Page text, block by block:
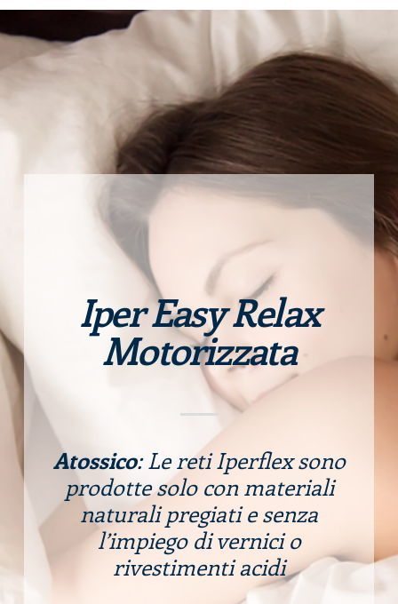
Iper Easy Relax
Motorizzata
Atossico: Le reti Iperflex sono
prodotte solo con materiali
naturali pregiati e senza
l’impiego di vernici o
rivestimenti acidi